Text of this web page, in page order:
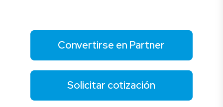
Convertirse en Partner
Solicitar cotización